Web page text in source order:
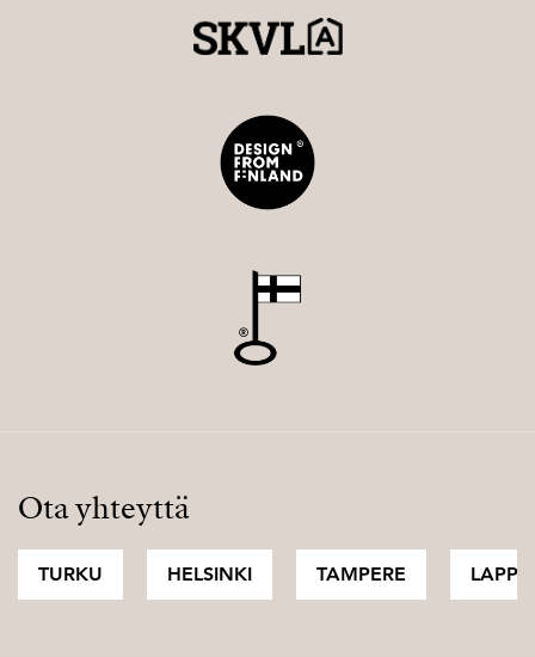
Ota yhteyttä
TURKU HELSINKI TAMPERE LAPPI